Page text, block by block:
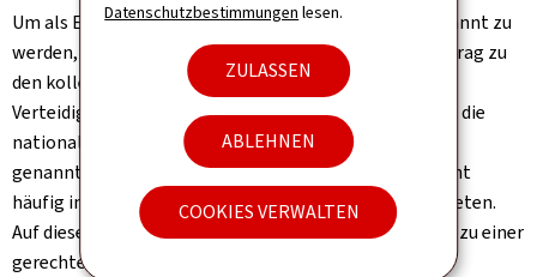
Datenschutzbestimmungen lesen.
ZULASSEN
ABLEHNEN
COOKIES VERWALTEN
Um als EU-Mitglied und NATO-Verbündeter voll anerkannt zu
werden, leistet Luxemburg seinen angemessenen Beitrag zu
den kollektiven Bemühungen um Abschreckung und
Verteidigung. Auf der internationalen Bühne operieren die
nationalen Truppen oft unter dem Banner der oben
genannten multilateralen Institutionen. Dies geschieht
häufig im Rahmen von Kontingenten unserer Verbündeten.
Auf diese Weise trägt die luxemburgische Verteidigung zu einer
gerechten Verteilung der Lasten und Risiken bei.